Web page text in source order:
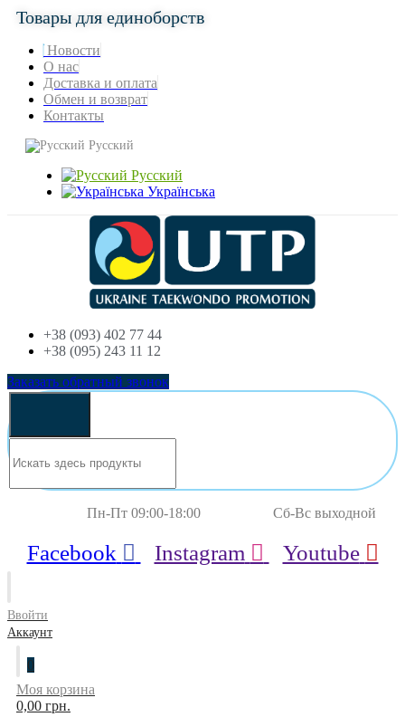
Товары для единоборств
Новости
О нас
Доставка и оплата
Обмен и возврат
Контакты
Русский
Русский
Українська
+38 (093) 402 77 44
+38 (095) 243 11 12
Заказать обратный звонок
Пн-Пт 09:00-18:00 Сб-Вс выходной
Facebook Instagram Youtube
Ввойти
Аккаунт
0
Моя корзина
0,00 грн.